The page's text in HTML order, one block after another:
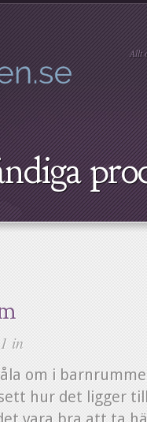
Allt
in
om i
hur det ligger